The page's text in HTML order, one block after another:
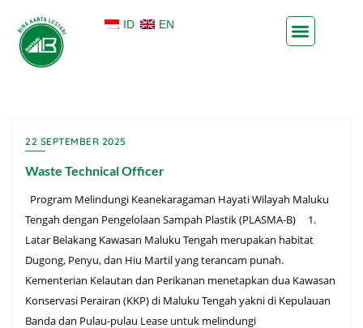
ID EN
22 SEPTEMBER 2025
Waste Technical Officer
Program Melindungi Keanekaragaman Hayati Wilayah Maluku
Tengah dengan Pengelolaan Sampah Plastik (PLASMA-B) 1.
Latar Belakang Kawasan Maluku Tengah merupakan habitat
Dugong, Penyu, dan Hiu Martil yang terancam punah.
Kementerian Kelautan dan Perikanan menetapkan dua Kawasan
Konservasi Perairan (KKP) di Maluku Tengah yakni di Kepulauan
Banda dan Pulau-pulau Lease untuk melindungi